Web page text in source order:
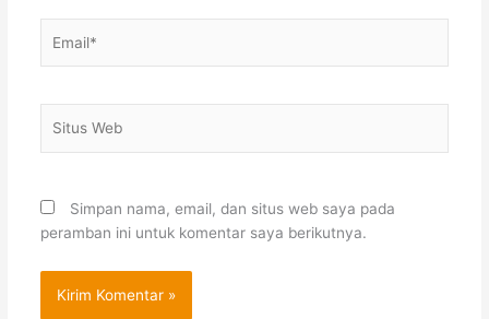
Web
Simpan nama, email, dan situs web saya pada
peramban ini untuk komentar saya berikutnya.